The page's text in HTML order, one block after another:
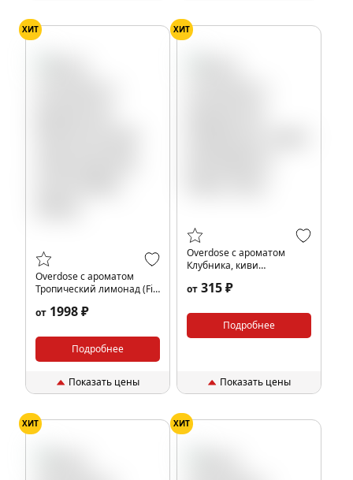
ХИТ
Overdose с ароматом
Тропический лимонад (Fig
от 1998 ₽
Подробнее
Показать цены
ХИТ
Overdose с ароматом
Клубника, киви
от 315 ₽
Подробнее
Показать цены
ХИТ ХИТ